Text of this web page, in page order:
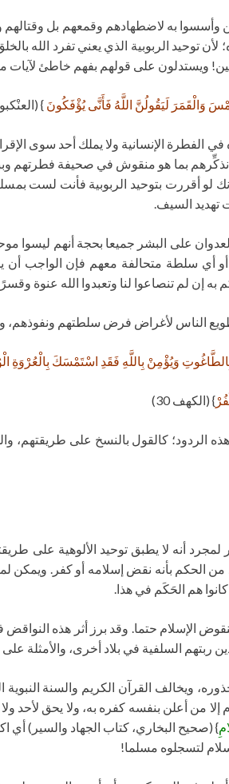
به لاضطهادهم وقمعهم بل وقتالهم
توحيد الربوبية الذي يعني تفرد الله
ويستدلون على قولهم بفهم خاطئ لآيات
لَيَقُولُنَّ اللَّهُ فَأَنَّى يُؤْفَكُونَ }
الفطرة الإنسانية ولا يملك أحد سوى
بما هو منقوش في صحيفة فطرتهم
لو أقررت بتوحيد الربوبية فأنت لست
تهديد السيف.
على البشر جميعا بحجة أنهم ليسوا
سلطة متحالفة معهم فإن الواجب أن
به إن لم تنصاعوا لنا وتعبدوا الله عنوة
الناس لأغراض فرض سلطتهم ونفوذهم، ولا
وَيُؤْمِنْ بِاللَّهِ فَقَدِ اسْتَمْسَكَ بِالْعُرْوَةِ
} (الكهف 30)
هذه الردود؛ كالقول بالنسخ على
أنه لا يطبق توحيد الألوهية على
من الحكم بأنه نقض إسلامه أو كفر. ويمكن
هم الحَكَم في هذا.
الإسلام حتما. وقد برز أثر هذه النواقض
ربتهم السلفية في بلاد أخرى، والأمثلة على
ويخالف القرآن الكريم والسنة
إلا من أعلن بنفسه كفره به، ولا يحق
} (صحيح البخاري، كتاب الجهاد والسير) أي
لتسجلوه مسلما!